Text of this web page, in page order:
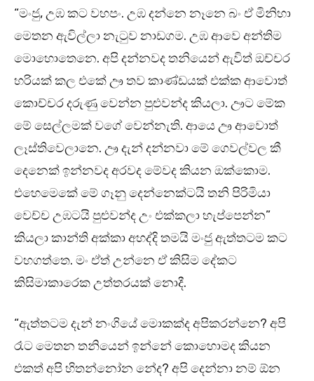
“මංජු, උඹ කට වහපං. උඹ දන්නෙ නෑනෙ බං ඒ මිනිහා
මෙතන ඇවිල්ලා නැටුව නාඩගම. උඹ ආවෙ අන්තිම
මොහොතෙනෙ. අපි දන්නවද තනියෙන් ඇවිත් ඔච්චර
හරියක් කල එකේ ඌ තව කාණ්ඩයක් එක්ක ආවොත්
කොච්චර දරුණු වෙන්න පුළුවන්ද කියලා. ඌට මේක
මේ සෙල්ලමක් වගේ වෙන්නැති. ආයෙ ඌ ආවොත්
ලෑස්තිවෙලානෙ. ඌ දැන් දන්නවා මේ ගෙවල්වල කී
දෙනෙක් ඉන්නවද අරවද මේවද කියන ඔක්කොම.
එහෙමෙකේ මේ ගෑනු දෙන්නෙක්ටයි තනි පිරිමියා
වෙච්ච උඹටයි පුළුවන්ද උං එක්කලා හැප්පෙන්න”
කියලා කාන්ති අක්කා අහද්දි තමයි මංජු ඇත්තටම කට
වහගත්තෙ. මං ඒත් උන්නෙ ඒ කිසිම දේකට
කිසිමාකාරෙක උත්තරයක් නොදී.
“ඇත්තටම දැන් නංගියේ මොකක්ද අපිකරන්නෙ? අපි
රෑට මෙතන තනියෙන් ඉන්නේ කොහොමද කියන
එකත් අපි හිතන්නෝන නේද? අපි දෙන්නා නම් ඕන